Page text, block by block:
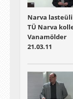
Narva
TÜ Narva
Vanamölder
21.03.11